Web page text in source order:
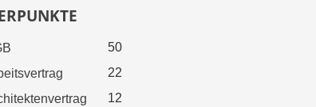
50
22
12